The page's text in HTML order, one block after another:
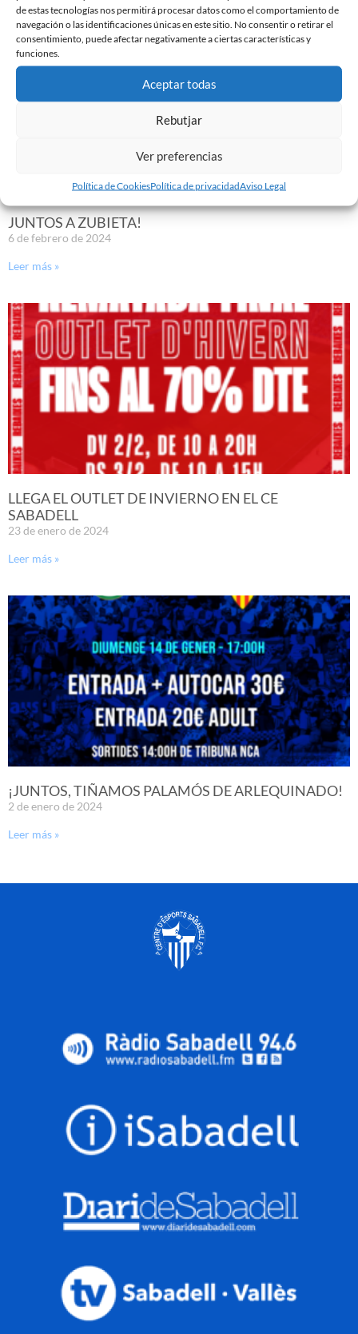
de estas tecnologías nos permitirá procesar datos como el comportamiento de
navegación o las identificaciones únicas en este sitio. No consentir o retirar el
consentimiento, puede afectar negativamente a ciertas características y
funciones.
Aceptar todas
Rebutjar
Ver preferencias
Política de CookiesPolítica de privacidadAviso Legal
JUNTOS A ZUBIETA!
6 de febrero de 2024
Leer más »
LLEGA EL OUTLET DE INVIERNO EN EL CE
SABADELL
23 de enero de 2024
Leer más »
¡JUNTOS, TIÑAMOS PALAMÓS DE ARLEQUINADO!
2 de enero de 2024
Leer más »